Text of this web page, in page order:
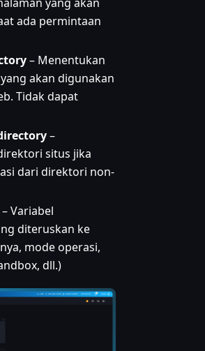
ada permintaan
– Menentukan
akan digunakan
Tidak dapat
–
situs jika
dari direktori non-
– Variabel
diteruskan ke
mode operasi,
dll.)